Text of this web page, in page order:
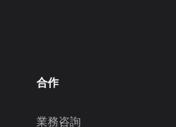
合作
業務咨詢